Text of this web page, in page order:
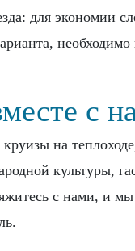
для экономии
с
на
культуры,
с нами, и